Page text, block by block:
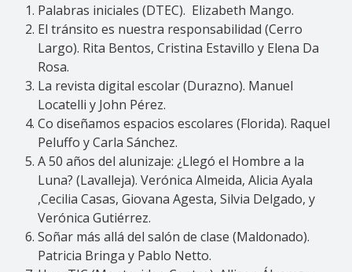
Palabras iniciales (DTEC). Elizabeth Mango.
El tránsito es nuestra responsabilidad (Cerro
Largo). Rita Bentos, Cristina Estavillo y Elena Da
Rosa.
La revista digital escolar (Durazno). Manuel
Locatelli y John Pérez.
Co diseñamos espacios escolares (Florida). Raquel
Peluffo y Carla Sánchez.
A 50 años del alunizaje: ¿Llegó el Hombre a la
Luna? (Lavalleja). Verónica Almeida, Alicia Ayala
,Cecilia Casas, Giovana Agesta, Silvia Delgado, y
Verónica Gutiérrez.
Soñar más allá del salón de clase (Maldonado).
Patricia Bringa y Pablo Netto.